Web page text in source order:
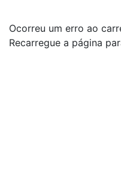
Ocorreu um erro ao
Recarregue a página